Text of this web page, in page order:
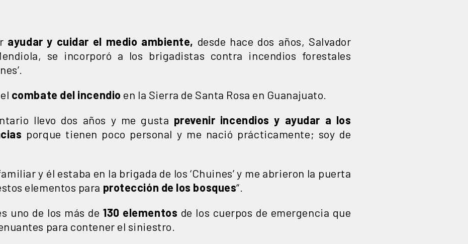
ayudar y cuidar el medio ambiente, desde hace dos años, Salvador
se incorporó a los brigadistas contra incendios forestales
combate del incendio en la Sierra de Santa Rosa en Guanajuato.
llevo dos años y me gusta prevenir incendios y ayudar a los
porque tienen poco personal y me nació prácticamente; soy de
y él estaba en la brigada de los ‘Chuines’ y me abrieron la puerta
elementos para protección de los bosques“.
uno de los más de 130 elementos de los cuerpos de emergencia que
para contener el siniestro.